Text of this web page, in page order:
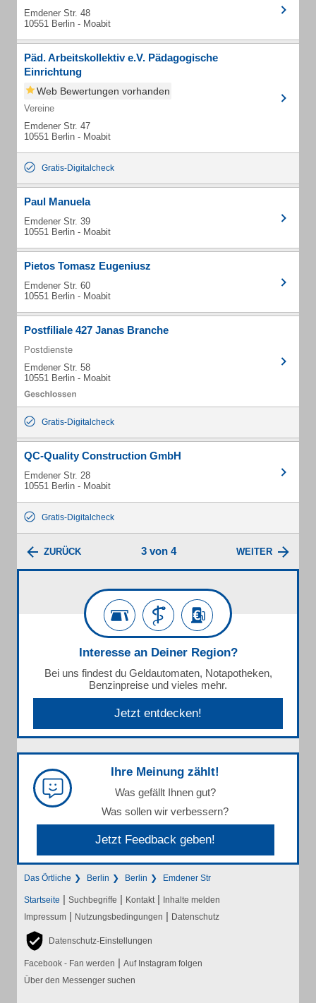
Emdener Str. 48
10551 Berlin - Moabit
Päd. Arbeitskollektiv e.V. Pädagogische
Einrichtung
Web Bewertungen vorhanden
Vereine
Emdener Str. 47
10551 Berlin - Moabit
Gratis-Digitalcheck
Paul Manuela
Emdener Str. 39
10551 Berlin - Moabit
Pietos Tomasz Eugeniusz
Emdener Str. 60
10551 Berlin - Moabit
Postfiliale 427 Janas Branche
Postdienste
Emdener Str. 58
10551 Berlin - Moabit
Gratis-Digitalcheck
QC-Quality Construction GmbH
Emdener Str. 28
10551 Berlin - Moabit
Gratis-Digitalcheck
ZURÜCK 3 von 4 WEITER
Interesse an Deiner Region?
Bei uns findest du Geldautomaten, Notapotheken,
Benzinpreise und vieles mehr.
Jetzt entdecken!
Ihre Meinung zählt!
Was gefällt Ihnen gut?
Was sollen wir verbessern?
Jetzt Feedback geben!
Das Örtliche Berlin Berlin Emdener Str
Startseite | Suchbegriffe | Kontakt | Inhalte melden
Impressum | Nutzungsbedingungen | Datenschutz
Datenschutz-Einstellungen
Facebook - Fan werden | Auf Instagram folgen
Über den Messenger suchen